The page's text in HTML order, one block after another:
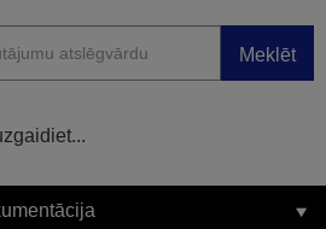
Meklēt